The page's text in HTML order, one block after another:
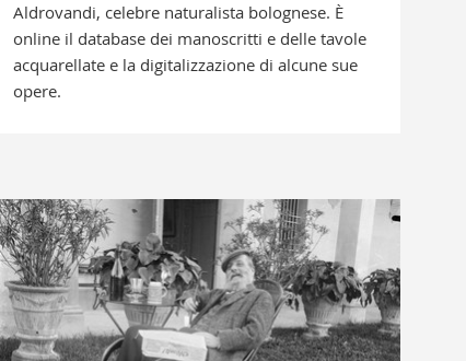
Aldrovandi, celebre naturalista bolognese. È
online il database dei manoscritti e delle tavole
acquarellate e la digitalizzazione di alcune sue
opere.